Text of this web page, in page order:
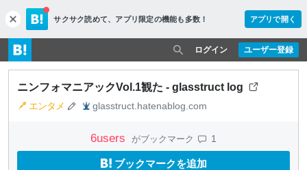
c
l
o
s
e
サクサク読めて、 アプリ限定の機能も多数！ アプリで開く
ユーザー登録
ログイン
ニンフォマニアックVol.1観た - glasstruct log
エンタメ glasstruct.hatenablog.com
6users がブックマーク 1
ブックマークを追加